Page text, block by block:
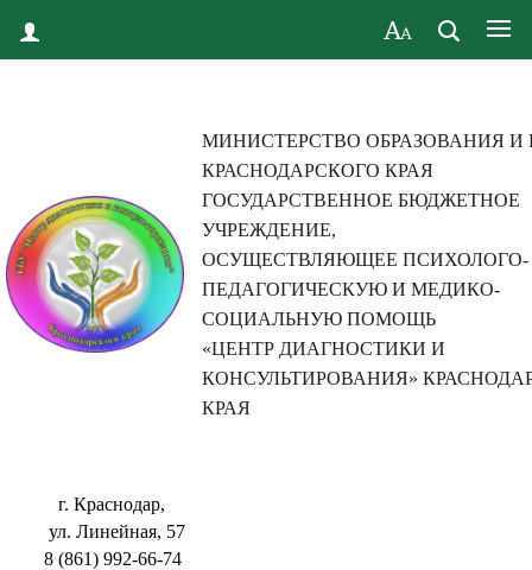
МИНИСТЕРСТВО ОБРАЗОВАНИЯ И
КРАСНОДАРСКОГО КРАЯ
ГОСУДАРСТВЕННОЕ БЮДЖЕТНОЕ
УЧРЕЖДЕНИЕ,
ОСУЩЕСТВЛЯЮЩЕЕ ПСИХОЛОГО-
ПЕДАГОГИЧЕСКУЮ И МЕДИКО-
СОЦИАЛЬНУЮ ПОМОЩЬ
«ЦЕНТР ДИАГНОСТИКИ И
КОНСУЛЬТИРОВАНИЯ»
КРАЯ
г. Краснодар,
ул. Линейная, 57
8 (861) 992-66-74